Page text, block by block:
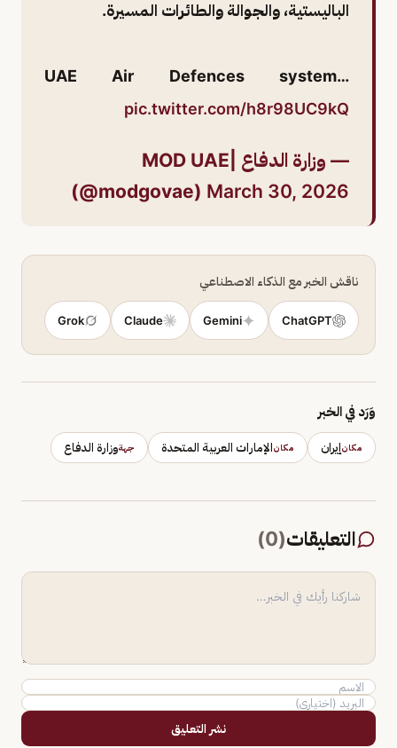
الباليستية، والجوالة والطائرات المسيرة.
UAE Air Defences system…
pic.twitter.com/h8r98UC9kQ
— وزارة الدفاع |MOD UAE
(@modgovae) March 30, 2026
ناقش الخبر مع الذكاء الاصطناعي
ChatGPT
Gemini
Claude
Grok
وَرَد في الخبر
مكانإيران مكانالإمارات العربية المتحدة جهةوزارة الدفاع
التعليقات(
0
)
نشر التعليق